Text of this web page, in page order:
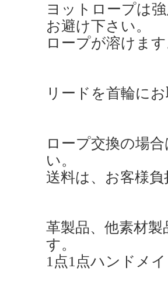
ヨットロープは
お避け下さい。
ロープが溶けま
リードを首輪に
ロープ交換の場
い。
送料は、お客様
革製品、他素材
す。
1点1点ハンドメ